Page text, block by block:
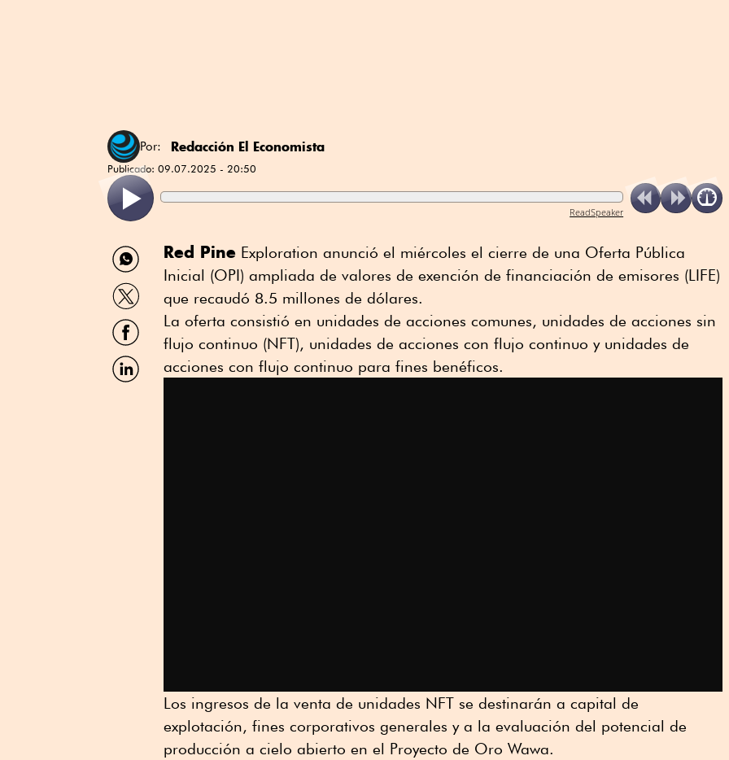
Por: Redacción El Economista
Publicado: 09.07.2025 - 20:50
ReadSpeaker
Compartir
por
WhatsApp
Compartir
por
Twitter
Compartir
por
Facebook
Compartir
por
Red Pine Exploration anunció el miércoles el cierre de una Oferta Pública
Inicial (OPI) ampliada de valores de exención de financiación de emisores (LIFE)
que recaudó 8.5 millones de dólares.
La oferta consistió en unidades de acciones comunes, unidades de acciones sin
flujo continuo (NFT), unidades de acciones con flujo continuo y unidades de
acciones con flujo continuo para fines benéficos.
Los ingresos de la venta de unidades NFT se destinarán a capital de
explotación, fines corporativos generales y a la evaluación del potencial de
producción a cielo abierto en el Proyecto de Oro Wawa.